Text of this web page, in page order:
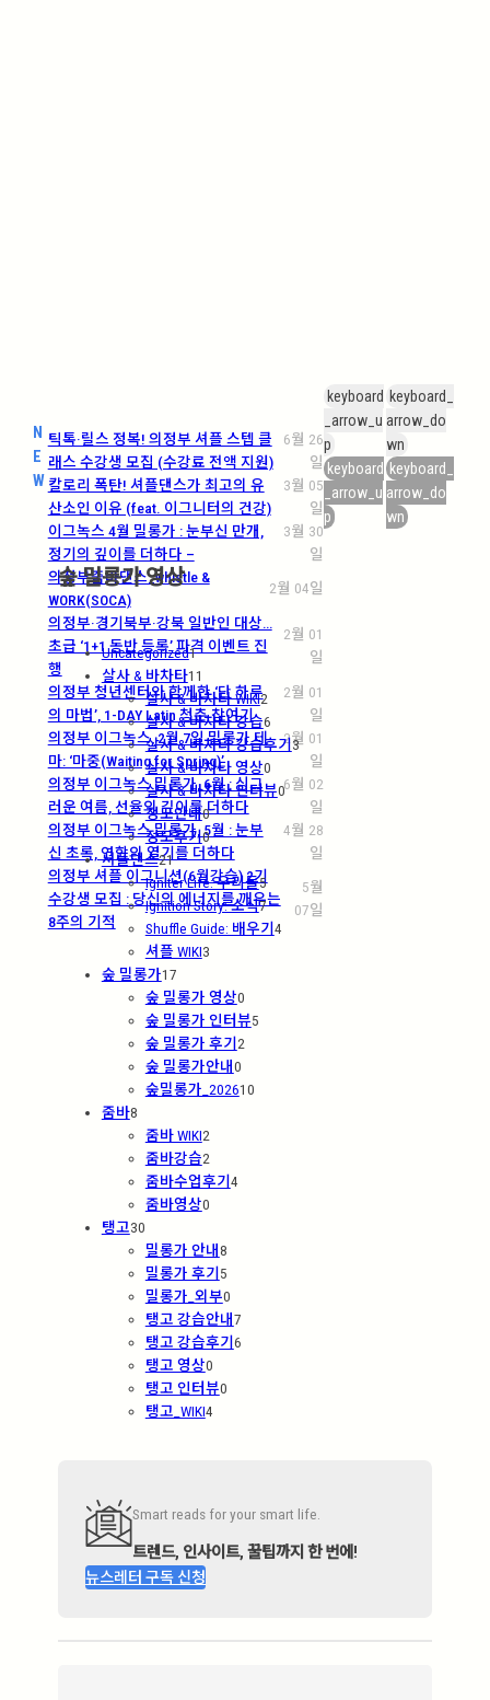
N
E
W
틱톡·릴스 정복! 의정부 셔플 스텝 클
래스 수강생 모집 (수강료 전액 지원)
6월 26
일
칼로리 폭탄! 셔플댄스가 최고의 유
산소인 이유 (feat. 이그니터의 건강)
3월 05
일
이그녹스 4월 밀롱가 : 눈부신 만개,
정기의 깊이를 더하다 –
3월 30
일
의정부줌바댄스_whistle &
WORK(SOCA)
2월 04일
의정부·경기북부·강북 일반인 대상…
초급 ‘1+1 동반 등록’ 파격 이벤트 진
행
2월 01
일
의정부 청년센터와 함께한 ‘단 하루
의 마법’, 1-DAY Latin 청춘 참여기
2월 01
일
의정부 이그녹스, 2월 7일 밀롱가 테
마: ‘마중(Waiting for Spring)’
2월 01
일
의정부 이그녹스 밀롱가, 6월 : 싱그
러운 여름, 선율의 깊이를 더하다
6월 02
일
의정부 이그녹스 밀롱가, 5월 : 눈부
신 초록, 연합의 열기를 더하다
4월 28
일
의정부 셔플 이그니션(6월강습) 2기
수강생 모집 : 당신의 에너지를 깨우는
8주의 기적
5월
07일
keyboard
_arrow_u
p
keyboard
_arrow_u
p
keyboard_
arrow_do
wn
keyboard_
arrow_do
wn
숲 밀롱가 영상
Uncategorized1
살사 & 바차타11
살사 & 바차타 WIKI2
살사 & 바차타 강습6
살사 & 바차타 강습후기 3
살사 & 바차타 영상0
살사 & 바차타 인터뷰0
정모안내0
정모후기0
셔플댄스21
Igniter Life: 우리들5
Ignition Story: 소식7
Shuffle Guide: 배우기 4
셔플 WIKI3
숲 밀롱가17
숲 밀롱가 영상0
숲 밀롱가 인터뷰5
숲 밀롱가 후기 2
숲 밀롱가안내0
숲밀롱가_202610
줌바8
줌바 WIKI2
줌바강습2
줌바수업후기 4
줌바영상0
탱고30
밀롱가 안내8
밀롱가 후기 5
밀롱가_외부0
탱고 강습안내7
탱고 강습후기 6
탱고 영상0
탱고 인터뷰0
탱고_WIKI4
Smart reads for your smart life.
트렌드, 인사이트, 꿀팁까지 한 번에!
뉴스레터 구독 신청